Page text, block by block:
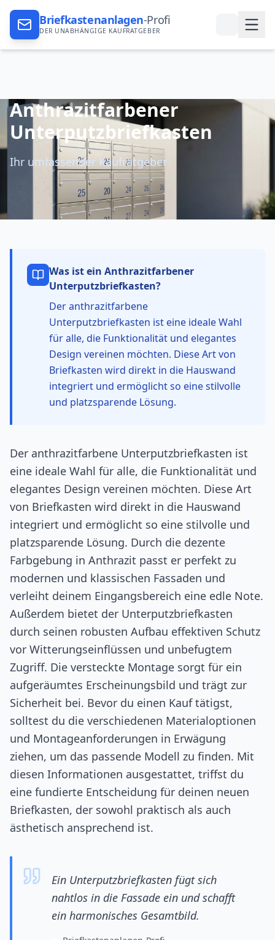
Briefkastenanlagen-Profi
DER UNABHÄNGIGE KAUFRATGEBER
Anthrazitfarbener
Unterputzbriefkasten
Ihr umfassender Kaufratgeber
Was ist ein Anthrazitfarbener
Unterputzbriefkasten?
Der anthrazitfarbene
Unterputzbriefkasten ist eine ideale Wahl
für alle, die Funktionalität und elegantes
Design vereinen möchten. Diese Art von
Briefkasten wird direkt in die Hauswand
integriert und ermöglicht so eine stilvolle
und platzsparende Lösung.
Der anthrazitfarbene Unterputzbriefkasten ist
eine ideale Wahl für alle, die Funktionalität und
elegantes Design vereinen möchten. Diese Art
von Briefkasten wird direkt in die Hauswand
integriert und ermöglicht so eine stilvolle und
platzsparende Lösung. Durch die dezente
Farbgebung in Anthrazit passt er perfekt zu
modernen und klassischen Fassaden und
verleiht deinem Eingangsbereich eine edle Note.
Außerdem bietet der Unterputzbriefkasten
durch seinen robusten Aufbau effektiven Schutz
vor Witterungseinflüssen und unbefugtem
Zugriff. Die versteckte Montage sorgt für ein
aufgeräumtes Erscheinungsbild und trägt zur
Sicherheit bei. Bevor du einen Kauf tätigst,
solltest du die verschiedenen Materialoptionen
und Montageanforderungen in Erwägung
ziehen, um das passende Modell zu finden. Mit
diesen Informationen ausgestattet, triffst du
eine fundierte Entscheidung für deinen neuen
Briefkasten, der sowohl praktisch als auch
ästhetisch ansprechend ist.
Ein Unterputzbriefkasten fügt sich
nahtlos in die Fassade ein und schafft
ein harmonisches Gesamtbild.